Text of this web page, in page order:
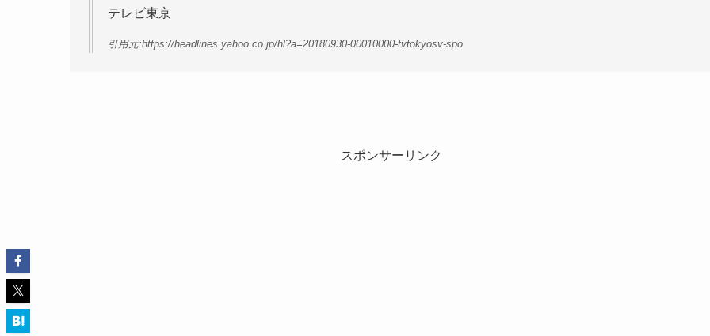
テレビ東京
引用元:https://headlines.yahoo.co.jp/hl?a=20180930-00010000-tvtokyosv-spo
スポンサーリンク